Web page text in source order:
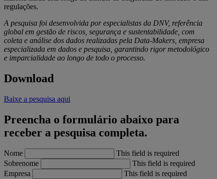
regulações.
A pesquisa foi desenvolvida por especialistas da DNV, referência
global em gestão de riscos, segurança e sustentabilidade, com
coleta e análise dos dados realizadas pela Data-Makers, empresa
especializada em dados e pesquisa, garantindo rigor metodológico
e imparcialidade ao longo de todo o processo.
Download
Baixe a pesquisa aqui
Preencha o formulário abaixo para
receber a pesquisa completa.
Nome
This field is required
Sobrenome
This field is required
Empresa
This field is required